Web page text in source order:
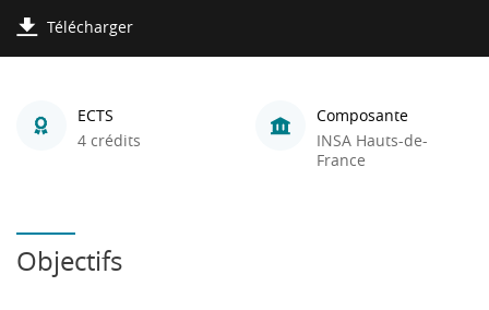
Télécharger
ECTS
4 crédits
Composante
INSA Hauts-de-
France
Objectifs